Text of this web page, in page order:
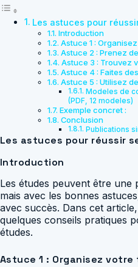
Les astuces pour
Introduction
Astuce 1 :
Astuce 2 : Prenez
Astuce 3 : Trouvez
Astuce 4 : Faites
Astuce 5 : Utilisez
Modeles de
(PDF, 12 modeles)
Exemple concret :
Conclusion
Publications
Les astuces pour réussir
Introduction
Les études peuvent être une
mais avec les bonnes
avec succès. Dans cet
quelques conseils pratiques
études.
Astuce 1 : Organisez votre